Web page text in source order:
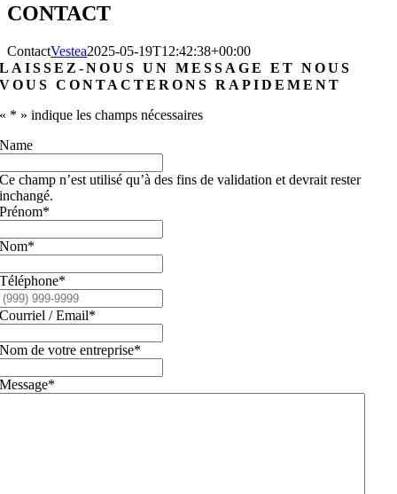
CONTACT
ContactVestea2025-05-19T12:42:38+00:00
LAISSEZ-NOUS UN MESSAGE ET NOUS
VOUS CONTACTERONS RAPIDEMENT
« * » indique les champs nécessaires
Name
Ce champ n’est utilisé qu’à des fins de validation et devrait rester
inchangé.
Prénom*
Nom*
Téléphone*
Courriel / Email*
Nom de votre entreprise*
Message*